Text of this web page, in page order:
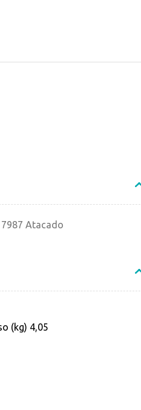
Atacado
(kg) 4,05